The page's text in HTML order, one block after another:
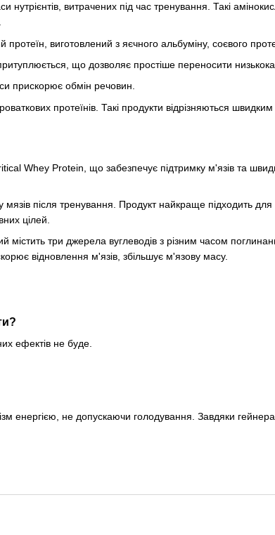
витрачених під час тренування. Такі
виготовлений з яєчного альбуміну, соєвого
що дозволяє простіше переносити
прискорює обмін речовин.
протеїнів. Такі продукти відрізняються швидким
Whey Protein, що забезпечує підтримку м'язів та
мязів після тренування. Продукт найкраще підходить
цілей.
три джерела вуглеводів з різним часом
відновлення м'язів, збільшує м'язову масу.
ефектів не буде.
енергією, не допускаючи голодування. Завдяки